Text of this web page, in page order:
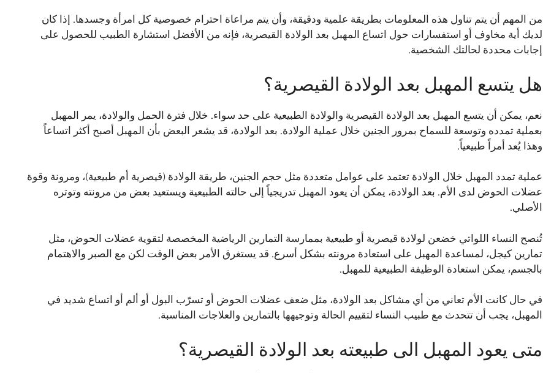
من المهم أن يتم تناول هذه المعلومات بطريقة علمية ودقيقة، وأن يتم مراعاة احترام خصوصية كل امرأة وجسدها. إذا كان
لديك أية مخاوف أو استفسارات حول اتساع المهبل بعد الولادة القيصرية، فإنه من الأفضل استشارة الطبيب للحصول على
إجابات محددة لحالتك الشخصية.
هل يتسع المهبل بعد الولادة القيصرية؟
نعم، يمكن أن يتسع المهبل بعد الولادة القيصرية والولادة الطبيعية على حد سواء. خلال فترة الحمل والولادة، يمر المهبل
بعملية تمدده وتوسعة للسماح بمرور الجنين خلال عملية الولادة. بعد الولادة، قد يشعر البعض بأن المهبل أصبح أكثر اتساعاً
وهذا يُعد أمراً طبيعياً.
عملية تمدد المهبل خلال الولادة تعتمد على عوامل متعددة مثل حجم الجنين، طريقة الولادة (قيصرية أم طبيعية)، ومرونة وقوة
عضلات الحوض لدى الأم. بعد الولادة، يمكن أن يعود المهبل تدريجياً إلى حالته الطبيعية ويستعيد بعض من مرونته وتوتره
الأصلي.
تُنصح النساء اللواتي خضعن لولادة قيصرية أو طبيعية بممارسة التمارين الرياضية المخصصة لتقوية عضلات الحوض، مثل
تمارين كيجل، لمساعدة المهبل على استعادة مرونته بشكل أسرع. قد يستغرق الأمر بعض الوقت لكن مع الصبر والاهتمام
بالجسم، يمكن استعادة الوظيفة الطبيعية للمهبل.
في حال كانت الأم تعاني من أي مشاكل بعد الولادة، مثل ضعف عضلات الحوض أو تسرّب البول أو ألم أو اتساع شديد في
المهبل، يجب أن تتحدث مع طبيب النساء لتقييم الحالة وتوجيهها بالتمارين والعلاجات المناسبة.
متى يعود المهبل الى طبيعته بعد الولادة القيصرية؟